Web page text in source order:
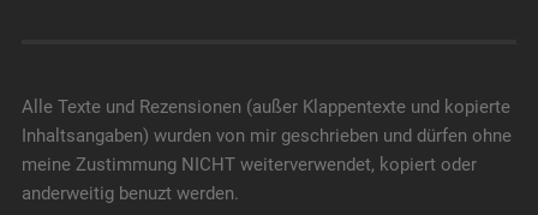
Alle Texte und Rezensionen (außer Klappentexte und kopierte
Inhaltsangaben) wurden von mir geschrieben und dürfen ohne
meine Zustimmung NICHT weiterverwendet, kopiert oder
anderweitig benuzt werden.